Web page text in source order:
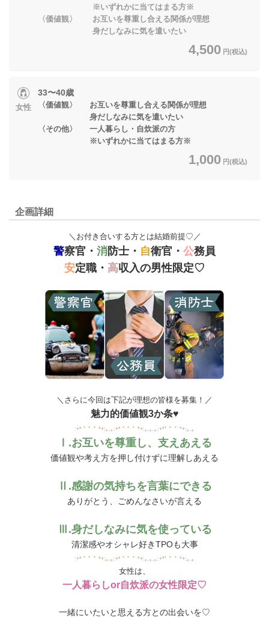
※いずれかに当てはまる方※
〈価値観〉 お互いを尊重し合える関係が理想
身だしなみに気を遣いたい
4,500 円(税込)
女性
33〜40歳
〈価値観〉 お互いを尊重し合える関係が理想
身だしなみに気を遣いたい
〈その他〉 一人暮らし・自炊派の方
※いずれかに当てはまる方※
1,000 円(税込)
企画詳細
＼お付き合いする方とは結婚前提♡／
警察官・ 消防士・ 自衛官・ 公務員
安定職・ 高収入の男性限定♡
＼さらに今回は下記が理想の皆様を募集！／
魅力的価値観3か条♥
:+* ﾟ ゜ﾟ *+:｡.｡:+* ﾟ ゜ﾟ *+:｡.｡.｡:+*ﾟ ゜ﾟ *+:｡.｡
Ⅰ.お互いを尊重し、支えあえる
価値観や考え方を押し付けずに理解しあえる
Ⅱ.感謝の気持ちを言葉にできる
ありがとう、ごめんなさいが言える
Ⅲ.身だしなみに気を使っている
清潔感やオシャレ好きTPOも大事
:+* ﾟ ゜ﾟ *+:｡.｡:+* ﾟ ゜ﾟ *+:｡.｡.｡:+*ﾟ ゜ﾟ *+:｡.｡
女性は、
一人暮らしor自炊派の女性限定♡
一緒にいたいと思える方との出会いを♡